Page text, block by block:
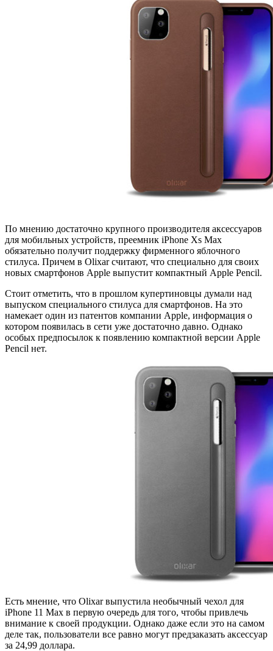
По мнению достаточно крупного производителя аксессуаров
для мобильных устройств, преемник iPhone Xs Max
обязательно получит поддержку фирменного яблочного
стилуса. Причем в Olixar считают, что специально для своих
новых смартфонов Apple выпустит компактный Apple Pencil.
Стоит отметить, что в прошлом купертиновцы думали над
выпуском специального стилуса для смартфонов. На это
намекает один из патентов компании Apple, информация о
котором появилась в сети уже достаточно давно. Однако
особых предпосылок к появлению компактной версии Apple
Pencil нет.
Есть мнение, что Olixar выпустила необычный чехол для
iPhone 11 Max в первую очередь для того, чтобы привлечь
внимание к своей продукции. Однако даже если это на самом
деле так, пользователи все равно могут предзаказать аксессуар
за 24,99 доллара.